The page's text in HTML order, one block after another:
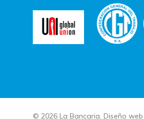
© 2026 La Bancaria. Diseño web